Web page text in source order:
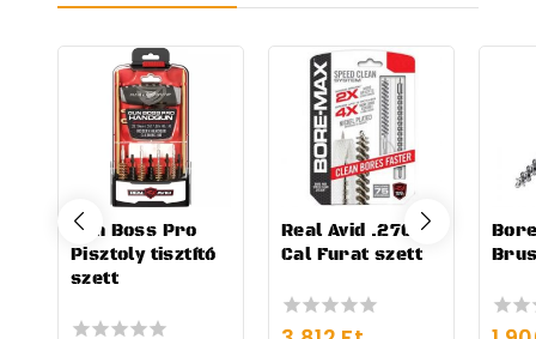
Gun Boss Pro
Pisztoly tisztító
szett
Real Avid .270
Cal Furat szett